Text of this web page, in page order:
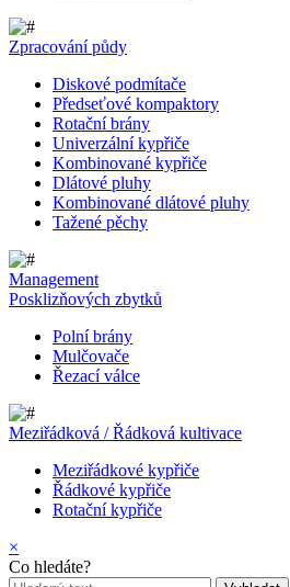
Zpracování půdy
Diskové podmítače
Předseťové kompaktory
Rotační brány
Univerzální kypřiče
Kombinované kypřiče
Dlátové pluhy
Kombinované dlátové pluhy
Tažené pěchy
Management
Posklizňových zbytků
Polní brány
Mulčovače
Řezací válce
Meziřádková / Řádková kultivace
Meziřádkové kypřiče
Řádkové kypřiče
Rotační kypřiče
×
Co hledáte?